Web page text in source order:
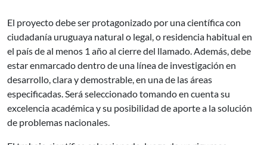
El proyecto debe ser protagonizado por una científica con
ciudadanía uruguaya natural o legal, o residencia habitual en
el país de al menos 1 año al cierre del llamado. Además, debe
estar enmarcado dentro de una línea de investigación en
desarrollo, clara y demostrable, en una de las áreas
especificadas. Será seleccionado tomando en cuenta su
excelencia académica y su posibilidad de aporte a la solución
de problemas nacionales.